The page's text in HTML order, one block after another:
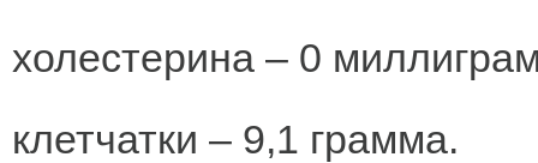
холестерина – 0
клетчатки – 9,1 грамма.